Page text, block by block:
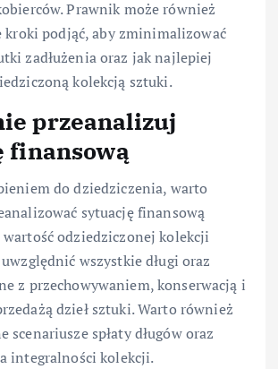
Prawnik może również
kroki podjąć, aby zminimalizować
zadłużenia oraz jak najlepiej
kolekcją sztuki.
przeanalizuj
finansową
do dziedziczenia, warto
sytuację finansową
wartość odziedziczonej kolekcji
wszystkie długi oraz
z przechowywaniem, konserwacją i
dzieł sztuki. Warto również
scenariusze spłaty długów oraz
integralności kolekcji.